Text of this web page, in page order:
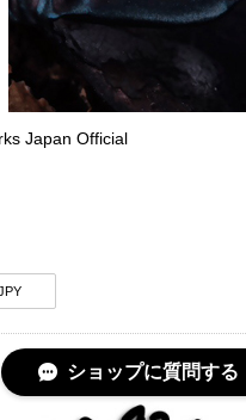
Japan Official
ショップに質問する